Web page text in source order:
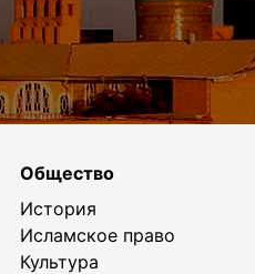
Общество
История
Исламское право
Культура